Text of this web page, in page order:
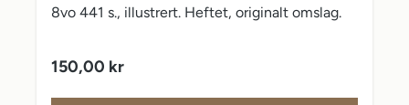
8vo 441 s., illustrert. Heftet, originalt omslag.
Vanlig pris:
150,00 kr